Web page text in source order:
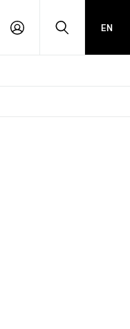
PŘIHLÁSITHLEDAT
EN